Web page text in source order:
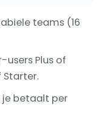
teams (16
users Plus of
Starter.
je betaalt per